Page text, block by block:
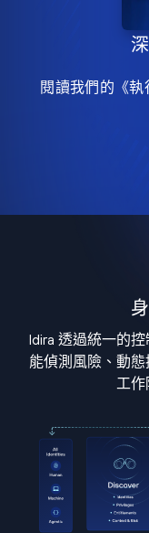
閱讀我們的《執
Idira 透過統一的
能偵測風險、動
工作